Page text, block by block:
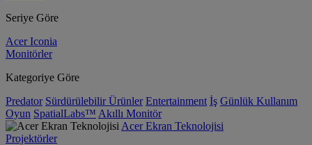
Seriye Göre
Acer Iconia
Monitörler
Kategoriye Göre
Predator Sürdürülebilir Ürünler Entertainment İş Günlük Kullanım
Oyun SpatialLabs™ Akıllı Monitör
Acer Ekran Teknolojisi
Projektörler